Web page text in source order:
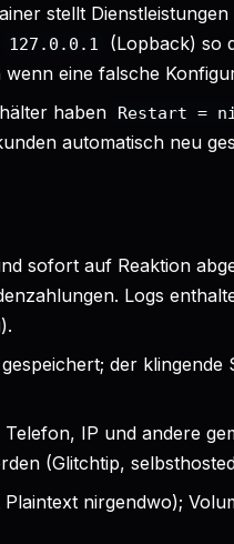
stellt
127.0.0.1
(Lopback) so
eine falsche
haben Restart =
automatisch neu
sofort auf Reaktion
Logs
der
IP und andere
(Glitchtip,
nirgendwo);